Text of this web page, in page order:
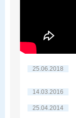
25.06.2018
14.03.2016
25.04.2014